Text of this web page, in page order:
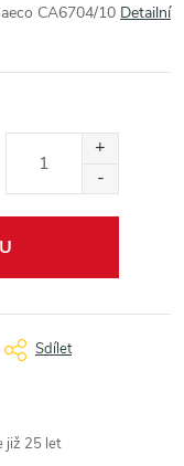
CA6704/10 Detailní
Sdílet
již 25 let